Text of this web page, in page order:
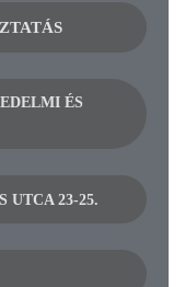
ÉS
UTCA 23-25.